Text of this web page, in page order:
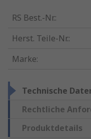
RS Best.-Nr.:
Herst. Teile-Nr.:
Marke:
Technische
Rechtliche
Produktdetails